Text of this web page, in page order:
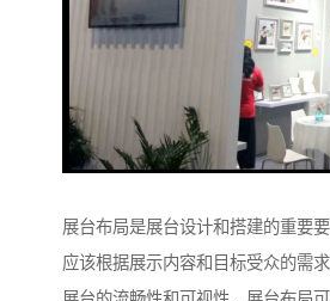
展台布局是展台设计和搭建的重要
应该根据展示内容和目标受众的需